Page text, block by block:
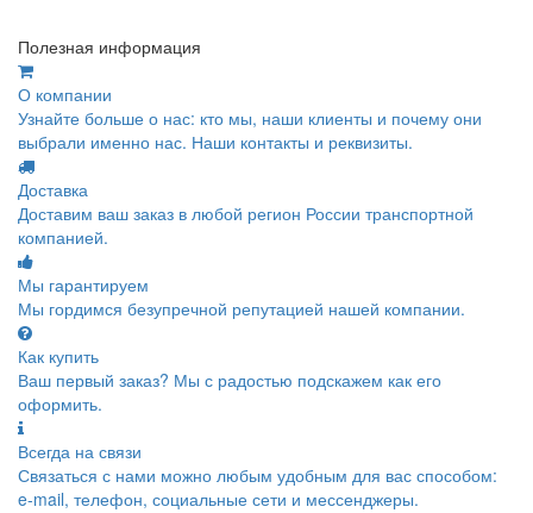
Полезная информация
О компании
Узнайте больше о нас: кто мы, наши клиенты и почему они
выбрали именно нас. Наши контакты и реквизиты.
Доставка
Доставим ваш заказ в любой регион России транспортной
компанией.
Мы гарантируем
Мы гордимся безупречной репутацией нашей компании.
Как купить
Ваш первый заказ? Мы с радостью подскажем как его
оформить.
Всегда на связи
Связаться с нами можно любым удобным для вас способом:
e-mail, телефон, социальные сети и мессенджеры.